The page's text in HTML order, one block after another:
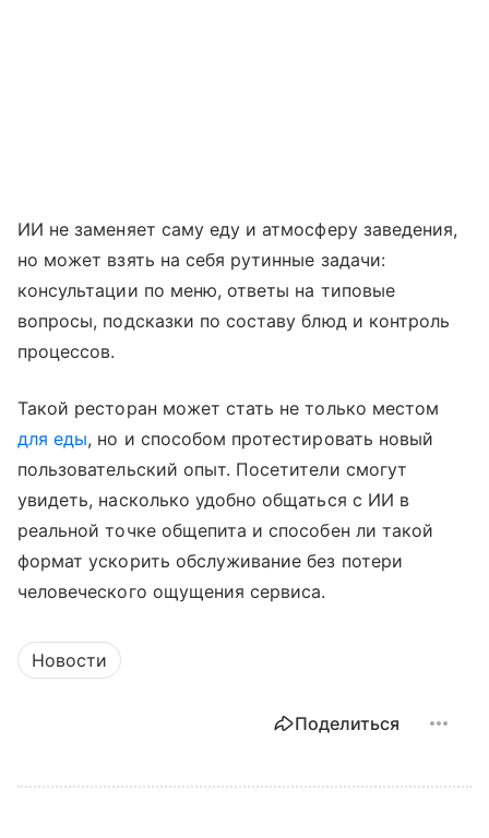
ИИ не заменяет саму еду и атмосферу заведения,
но может взять на себя рутинные задачи:
консультации по меню, ответы на типовые
вопросы, подсказки по составу блюд и контроль
процессов.
Такой ресторан может стать не только местом
для еды, но и способом протестировать новый
пользовательский опыт. Посетители смогут
увидеть, насколько удобно общаться с ИИ в
реальной точке общепита и способен ли такой
формат ускорить обслуживание без потери
человеческого ощущения сервиса.
Новости
Поделиться